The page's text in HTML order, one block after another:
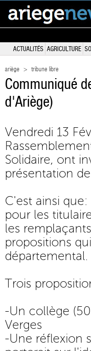
ACTUALITÉS AGRICULTURE
ariège > tribune libre
Communiqué
d'Ariège)
Vendredi 13
Solidaire, ont
présentation
C'est ainsi que:
pour les
les
propositions
départemental.
Trois
-Un collège
Verges
-Une réflexion